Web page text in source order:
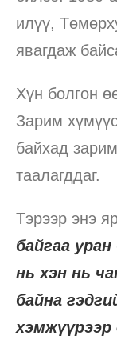
илүү,
явагдаж
Хүн болгон
Зарим
байхад
таалагддаг.
Тэрээр энэ
байгаа
нь хэн нь
байна
хэмжүүрээр